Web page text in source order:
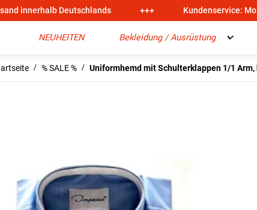
innerhalb Deutschlands +++ Kundenservice:
NEUHEITEN Bekleidung / Ausrüstung
% SALE % Uniformhemd mit Schulterklappen 1/1